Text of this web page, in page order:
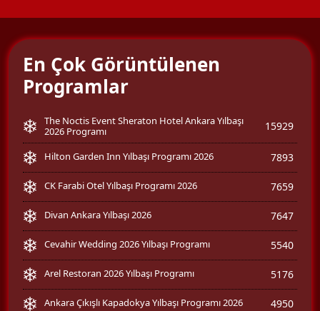
En Çok Görüntülenen
Programlar
The Noctis Event Sheraton Hotel Ankara Yılbaşı
2026 Programı
15929
Hilton Garden Inn Yılbaşı Programı 2026 7893
CK Farabi Otel Yılbaşı Programı 2026 7659
Divan Ankara Yılbaşı 2026 7647
Cevahir Wedding 2026 Yılbaşı Programı 5540
Arel Restoran 2026 Yılbaşı Programı 5176
Ankara Çıkışlı Kapadokya Yılbaşı Programı 2026 4950